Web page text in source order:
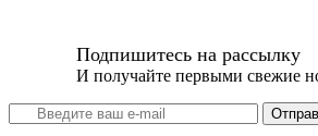
Подпишитесь на рассылку
И получайте первыми свежие